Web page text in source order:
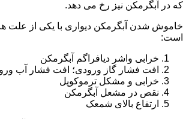
که در آبگرمکن نیز رخ می دهد.
خاموش شدن آبگرمکن دیواری با یکی از علت
است:
خرابی واشر دیافراگم آبگرمکن
افت فشار گاز ورودی؛ افت فشار آب
خرابی و مشکل ترموکوپل
نقص در مشعل آبگرمکن
ارتفاع بالای شمعک